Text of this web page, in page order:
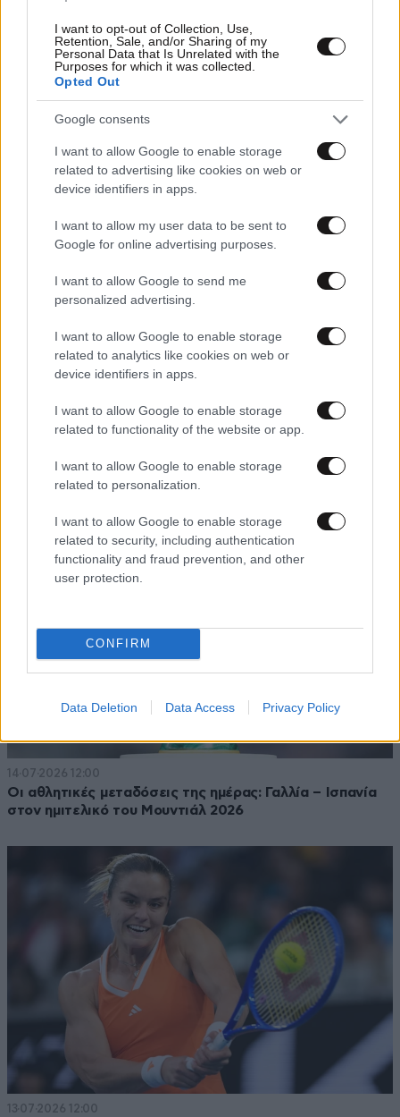
I want to opt-out of Collection, Use,
Retention, Sale, and/or Sharing of my
Personal Data that Is Unrelated with the
Purposes for which it was collected.
Opted Out
Google consents
I want to allow Google to enable storage
related to advertising like cookies on web or
device identifiers in apps.
I want to allow my user data to be sent to
Google for online advertising purposes.
I want to allow Google to send me
personalized advertising.
I want to allow Google to enable storage
related to analytics like cookies on web or
device identifiers in apps.
I want to allow Google to enable storage
related to functionality of the website or app.
I want to allow Google to enable storage
related to personalization.
I want to allow Google to enable storage
related to security, including authentication
functionality and fraud prevention, and other
user protection.
CONFIRM
Data Deletion Data Access Privacy Policy
22·07·2026 12:00
Οι αθλητικές μεταδόσεις της ημέρας: Δράση στο
19·07·2026 12:00
Οι αθλητικές μεταδόσεις της ημέρας: Πού θα δούμε τον
τελικό του Μουντιάλ
14·07·2026 12:00
Οι αθλητικές μεταδόσεις της ημέρας: Γαλλία – Ισπανία
στον ημιτελικό του Μουντιάλ 2026
13·07·2026 12:00